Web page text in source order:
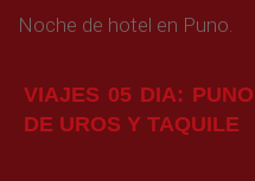
Noche de hotel en Puno.
VIAJES 05 DIA:
DE UROS Y TAQUILE